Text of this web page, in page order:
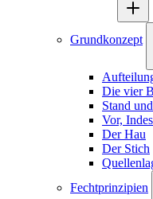
Grundkonzept
Die vier
Stand
Vor,
Der Hau
Der Stich
Fechtprinzipien